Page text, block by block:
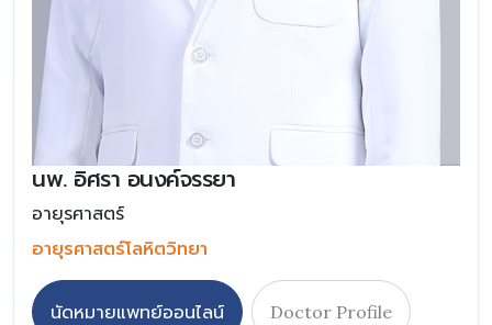
นพ. อิศรา อนงค์จรรยา
อายุรศาสตร์
อายุรศาสตร์โลหิตวิทยา
นัดหมายแพทย์ออนไลน์ Doctor Profile